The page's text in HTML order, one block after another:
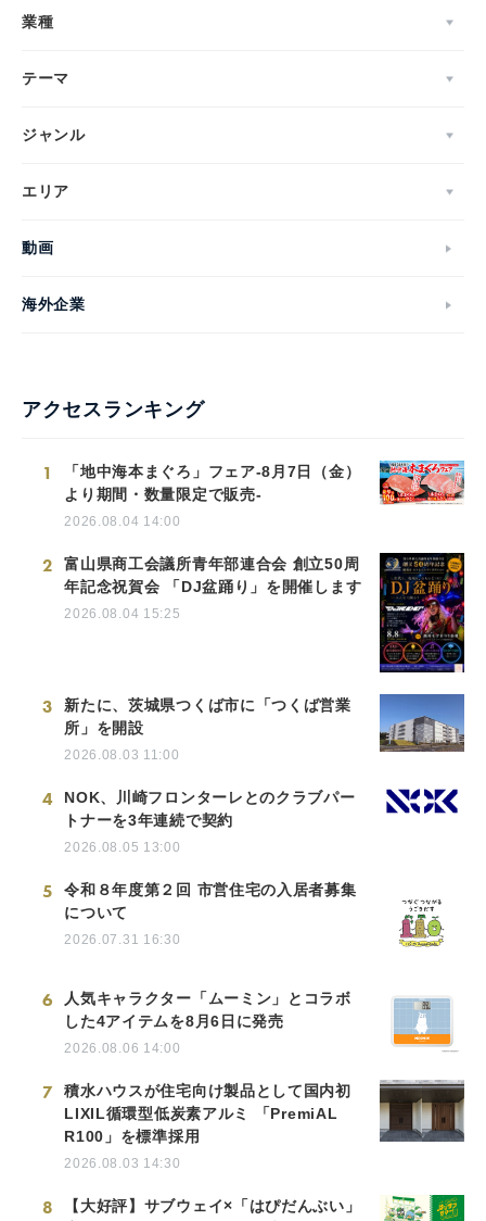
業種
テーマ
ジャンル
エリア
動画
海外企業
アクセスランキング
1
「地中海本まぐろ」フェア-8月7日（金）
より期間・数量限定で販売-
2026.08.04 14:00
2
富山県商工会議所青年部連合会 創立50周
年記念祝賀会 「DJ盆踊り」を開催します
2026.08.04 15:25
3
新たに、茨城県つくば市に「つくば営業
所」を開設
2026.08.03 11:00
4
NOK、川崎フロンターレとのクラブパー
トナーを3年連続で契約
2026.08.05 13:00
5
令和８年度第２回 市営住宅の入居者募集
について
2026.07.31 16:30
6
人気キャラクター「ムーミン」とコラボ
した4アイテムを8月6日に発売
2026.08.06 14:00
7
積水ハウスが住宅向け製品として国内初
LIXIL循環型低炭素アルミ 「PremiAL
R100」を標準採用
2026.08.03 14:30
8
【大好評】サブウェイ×「はぴだんぶい」